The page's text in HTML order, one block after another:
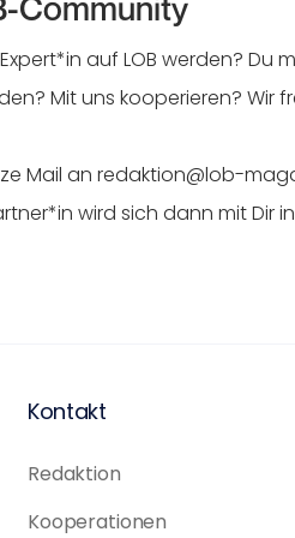
auf LOB werden? Du
Mit uns kooperieren? Wir
Mail an redaktion@lob-
wird sich dann mit Dir
Kontakt
Redaktion
Kooperationen